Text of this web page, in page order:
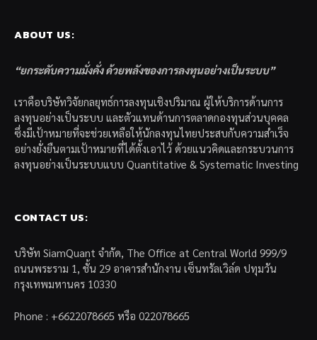
ABOUT US:
“ยกระดับความมั่งคั่ง ด้วยพลังของการลงทุนอย่างเป็นระบบ”
เราคือบริษัทวิจัยกลยุทธ์การลงทุนเชิงปริมาณ ผู้ให้บริการด้านการ
ลงทุนอย่างเป็นระบบ และตัวแทนด้านการตลาดกองทุนส่วนบุคคล
ซึ่งมีเป้าหมายที่จะช่วยเหลือให้นักลงทุนไทยประสบกับความสำเร็จ
อย่างยั่งยืนตามเป้าหมายที่ได้ตั้งเอาไว้ ด้วยแนวคิดและกระบวนการ
ลงทุนอย่างเป็นระบบแบบ Quantitative & Systematic Investing
CONTACT US:
บริษัท SiamQuant จำกัด, The Office at Central World 999/9
ถนนพระราม 1, ชั้น 29 อาคารสำนักงาน เซ็นทรัลเวิล์ด ปทุมวัน
กรุงเทพมหานคร 10330
Phone : +6622078665 หรือ 022078665